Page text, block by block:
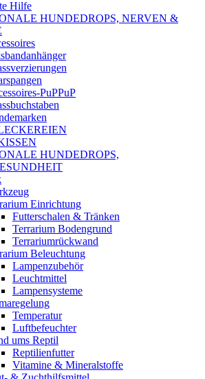
Hilfe
HUNDEDROPS, NERVEN &
PuPPuP
HUNDEDROPS,
Einrichtung
Futterschalen & Tränken
Terrarium Bodengrund
Terrariumrückwand
Beleuchtung
Lampenzubehör
Leuchtmittel
Lampensysteme
Temperatur
Luftbefeuchter
ums Reptil
Reptilienfutter
Vitamine & Mineralstoffe